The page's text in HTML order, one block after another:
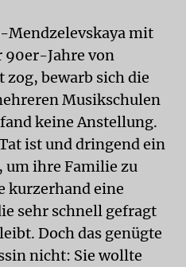
Mendzelevskaya mit
90er-Jahre von
bewarb sich die
Musikschulen
keine Anstellung.
ist und dringend ein
um ihre Familie zu
kurzerhand eine
sehr schnell gefragt
Doch das genügte
nicht: Sie wollte